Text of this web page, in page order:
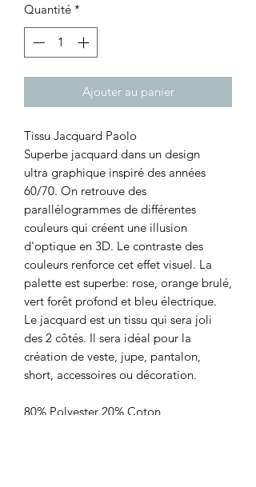
10
Centimètres
Quantité *
Ajouter au panier
Tissu Jacquard Paolo
Superbe jacquard dans un design
ultra graphique inspiré des années
60/70. On retrouve des
parallélogrammes de différentes
couleurs qui créent une illusion
d'optique en 3D. Le contraste des
couleurs renforce cet effet visuel. La
palette est superbe: rose, orange brulé,
vert forêt profond et bleu électrique.
Le jacquard est un tissu qui sera joli
des 2 côtés. Il sera idéal pour la
création de veste, jupe, pantalon,
short, accessoires ou décoration.
80% Polyester 20% Coton